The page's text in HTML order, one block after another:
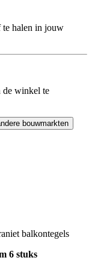
te halen in jouw
de winkel te
bouwmarkten
balkontegels
6 stuks